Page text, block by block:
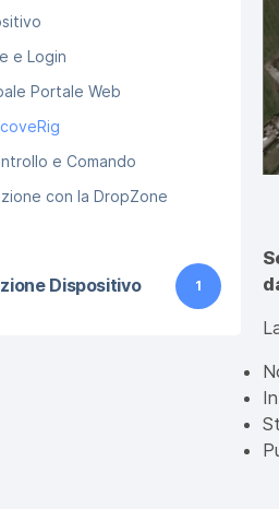
e Login
Portale Web
e Comando
con la DropZone
Dispositivo 1